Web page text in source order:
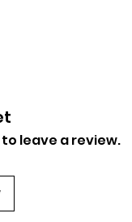
leave a review.